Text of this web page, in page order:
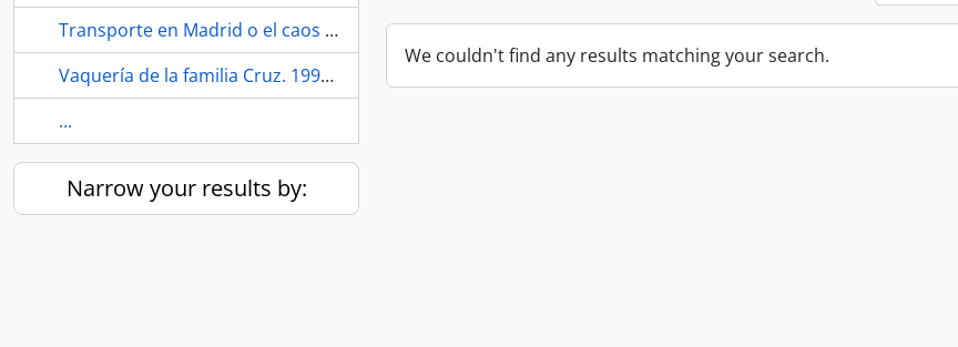
Transporte en Madrid o el caos como beneficio del capital. 1977. Madrid (España).
Vaquería de la familia Cruz. 1990. San Jerónimo (Sevilla, España)
...
Narrow your results by:
We couldn't find any results matching your search.